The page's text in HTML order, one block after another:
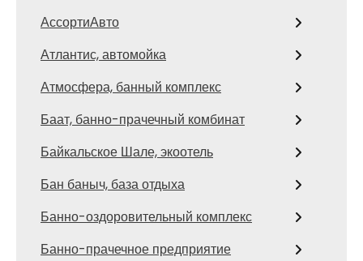
АссортиАвто
Атлантис, автомойка
Атмосфера, банный комплекс
Баат, банно-прачечный комбинат
Байкальское Шале, экоотель
Бан баныч, база отдыха
Банно-оздоровительный комплекс
Банно-прачечное предприятие